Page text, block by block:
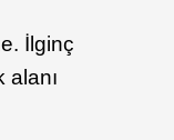
İlginç
alanı